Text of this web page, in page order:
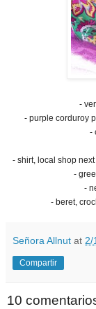
-
- purple corduroy
-
- shirt, local shop
-
-
- beret,
Señora Allnut at 2/
Compartir
10